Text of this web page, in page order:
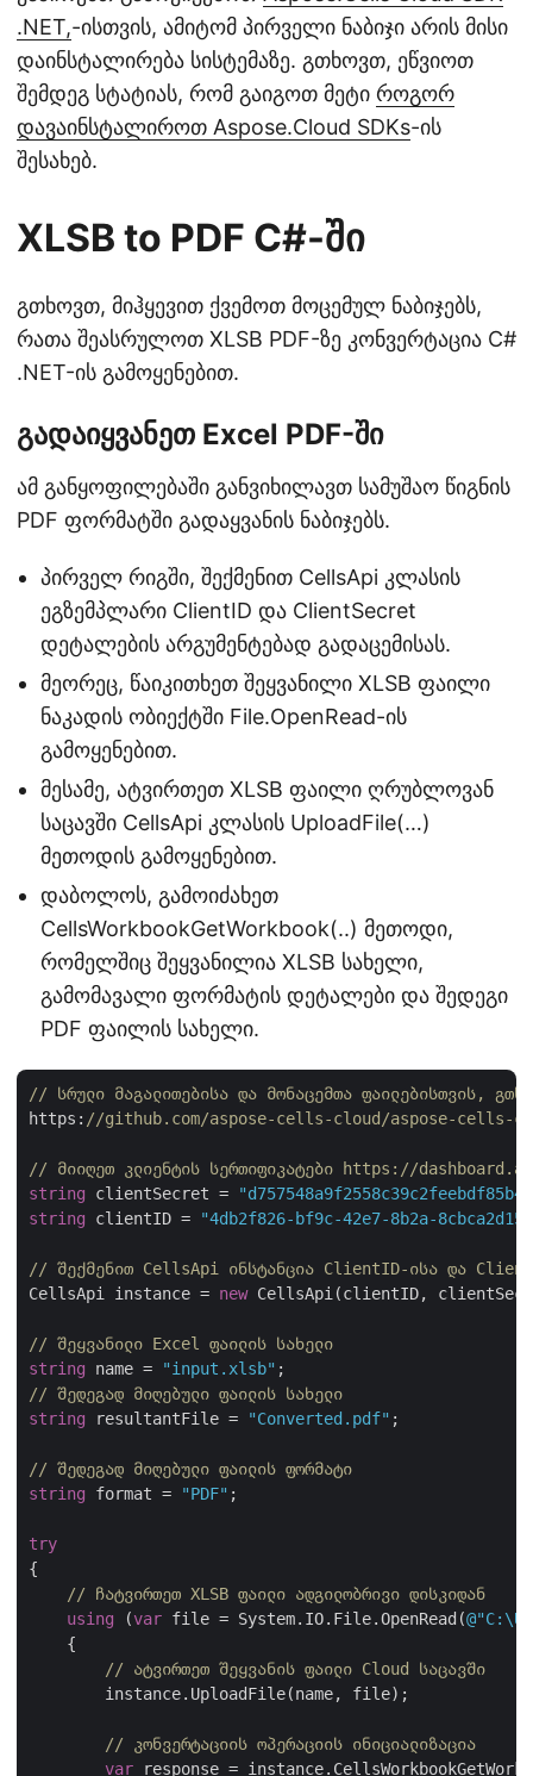
.NET,-ისთვის, ამიტომ პირველი ნაბიჯი არის მისი
დაინსტალირება სისტემაზე. გთხოვთ, ეწვიოთ
შემდეგ სტატიას, რომ გაიგოთ მეტი როგორ
დავაინსტალიროთ Aspose.Cloud SDKs-ის
შესახებ.
XLSB to PDF C#-ში
გთხოვთ, მიჰყევით ქვემოთ მოცემულ ნაბიჯებს,
რათა შეასრულოთ XLSB PDF-ზე კონვერტაცია C#
.NET-ის გამოყენებით.
გადაიყვანეთ Excel PDF-ში
ამ განყოფილებაში განვიხილავთ სამუშაო წიგნის
PDF ფორმატში გადაყვანის ნაბიჯებს.
პირველ რიგში, შექმენით CellsApi კლასის
ეგზემპლარი ClientID და ClientSecret
დეტალების არგუმენტებად გადაცემისას.
მეორეც, წაიკითხეთ შეყვანილი XLSB ფაილი
ნაკადის ობიექტში File.OpenRead-ის
გამოყენებით.
მესამე, ატვირთეთ XLSB ფაილი ღრუბლოვან
საცავში CellsApi კლასის UploadFile(…)
მეთოდის გამოყენებით.
დაბოლოს, გამოიძახეთ
CellsWorkbookGetWorkbook(..) მეთოდი,
რომელშიც შეყვანილია XLSB სახელი,
გამომავალი ფორმატის დეტალები და შედეგი
PDF ფაილის სახელი.
// სრული მაგალითებისა და მონაცემთა ფაილებისთვის,
https: //github.com/aspose-cells-cloud/aspose-cells-
// მიიღეთ კლიენტის სერთიფიკატები https://
string clientSecret =
string clientID = "4db2f826-bf9c-42e7-8b2a-
// შექმენით CellsApi ინსტანცია ClientID-ისა და
CellsApi instance = new CellsApi(clientID,
// შეყვანილი Excel ფაილის სახელი
string name = "input.xlsb"
// შედეგად მიღებული ფაილის სახელი
string resultantFile = "Converted.pdf" ;
// შედეგად მიღებული ფაილის ფორმატი
string format = "PDF" ;
try
{
// ჩატვირთეთ XLSB ფაილი ადგილობრივი დისკიდან
using (var file = System.IO.File.OpenRead(
    {
// ატვირთეთ შეყვანის ფაილი Cloud საცავში
        instance.UploadFile(name, file);
// კონვერტაციის ოპერაციის ინიციალიზაცია
var response =